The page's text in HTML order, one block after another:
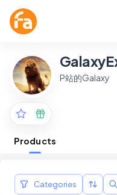
P站的Galaxy
Products
Categories